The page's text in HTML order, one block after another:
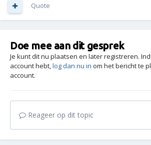
Quote
Doe mee aan dit gesprek
Je kunt dit nu plaatsen en later registreren.
account hebt,log dan nu in om het bericht te
account.
Reageer op dit topic